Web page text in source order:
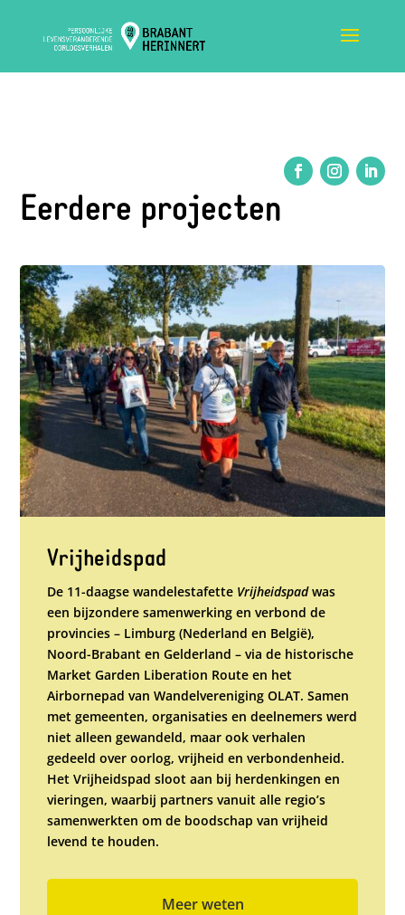
Eerdere projecten
Vrijheidspad
De 11-daagse wandelestafette Vrijheidspadwas
een bijzondere samenwerking en verbond de
provincies – Limburg (Nederland en België),
Noord-Brabant en Gelderland – via de historische
Market Garden Liberation Route en het
Airbornepad van Wandelvereniging OLAT. Samen
met gemeenten, organisaties en deelnemers werd
niet alleen gewandeld, maar ook verhalen
gedeeld over oorlog, vrijheid en verbondenheid.
Het Vrijheidspad sloot aan bij herdenkingen en
vieringen, waarbij partners vanuit alle regio’s
samenwerkten om de boodschap van vrijheid
levend te houden.
Meer weten